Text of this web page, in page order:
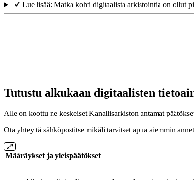
✔ Lue lisää: Matka kohti digitaalista arkistointia on ollut
Tutustu alkukaan digitaalisten
Alle on koottu ne keskeiset Kanallisarkiston antamat
Ota yhteyttä sähköpostitse mikäli tarvitset apua aiemmin
Määräykset ja yleispäätökset